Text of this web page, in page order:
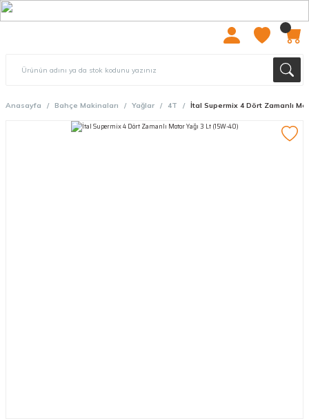
Anasayfa Bahçe Makinaları Yağlar 4T İtal Supermix 4 Dört Zamanlı